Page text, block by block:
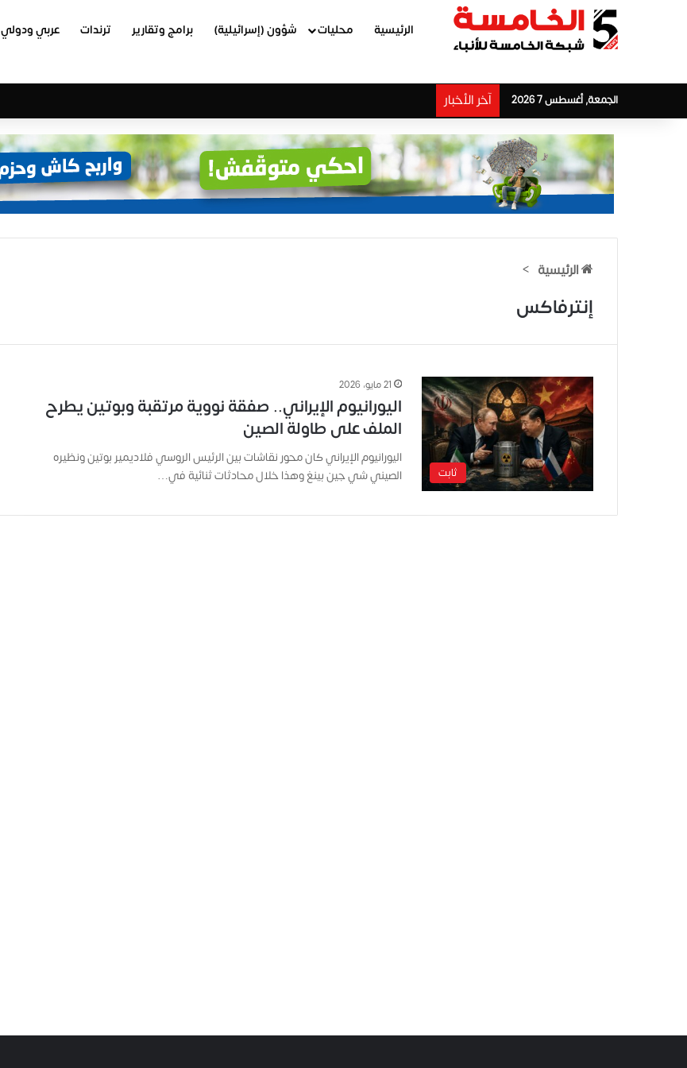
الرئيسية محليات شؤون (إسرائيلية) برامج وتقارير ترندات عربي ودولي
الجمعة, أغسطس 7 2026 آخر الأخبار
الرئيسية >
إنترفاكس
ثابت
21 مايو، 2026
اليورانيوم الإيراني.. صفقة نووية مرتقبة وبوتين يطرح
الملف على طاولة الصين
اليورانيوم الإيراني كان محور نقاشات بين الرئيس الروسي فلاديمير بوتين ونظيره
الصيني شي جين بينغ وهذا خلال محادثات ثنائية في…